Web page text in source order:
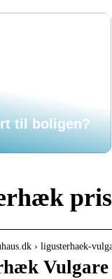
til boligen?
› ligusterhaek-
Vulgare